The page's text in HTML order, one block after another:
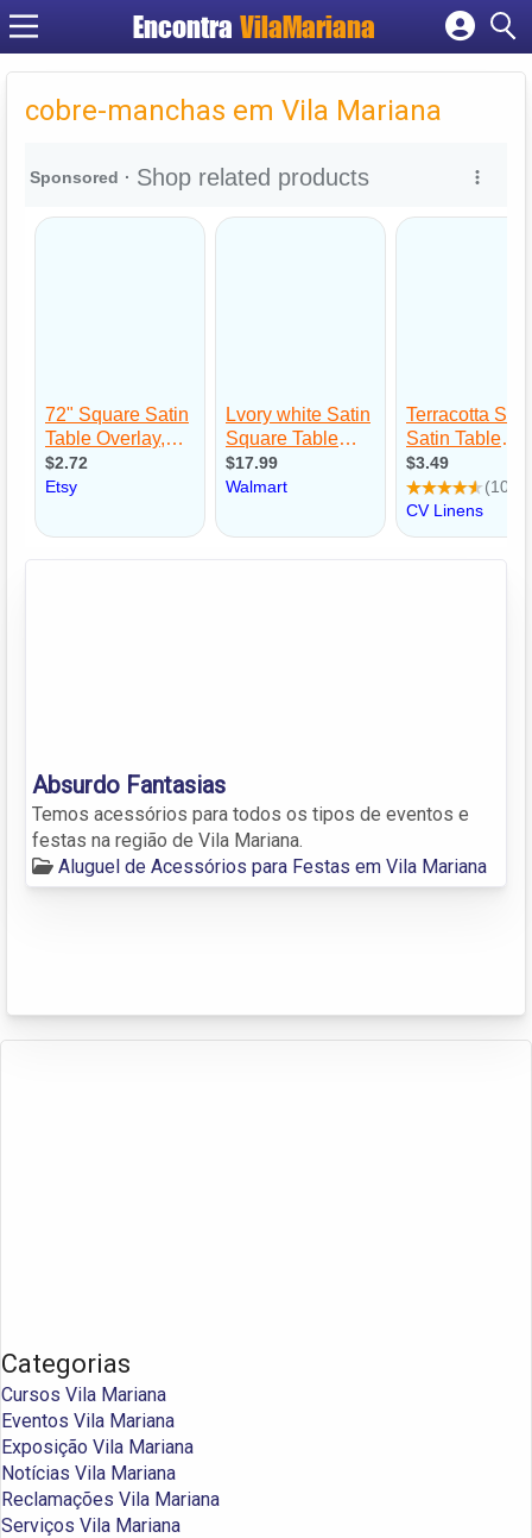
EncontraVilaMariana
Cadastrar empresa
Criar conta
cobre-manchas em Vila Mariana
Absurdo Fantasias
Temos acessórios para todos os tipos de eventos e
festas na região de Vila Mariana.
Aluguel de Acessórios para Festas em Vila Mariana
Categorias
Cursos Vila Mariana
Eventos Vila Mariana
Exposição Vila Mariana
Notícias Vila Mariana
Reclamações Vila Mariana
Serviços Vila Mariana